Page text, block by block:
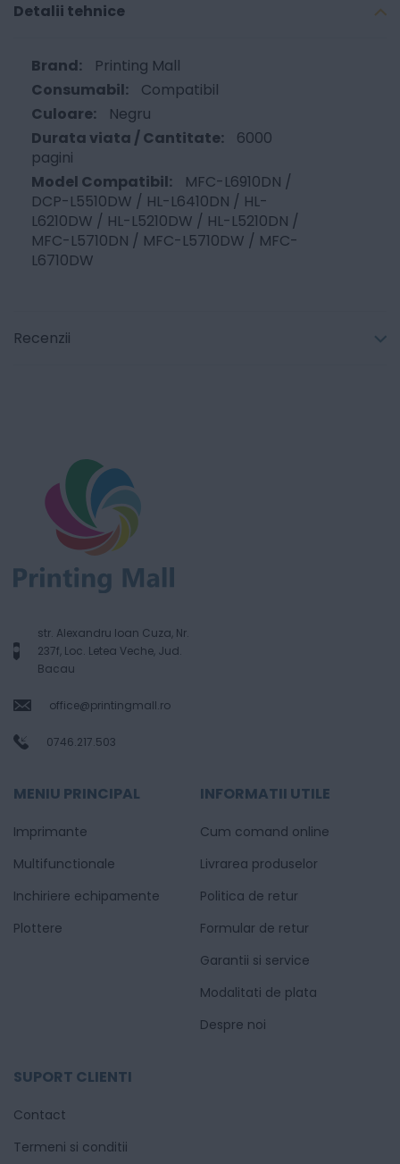
Detalii tehnice
Printing Mall
Compatibil
Negru
6000
pagini
MFC-L6910DN /
DCP-L5510DW / HL-L6410DN / HL-
L6210DW / HL-L5210DW / HL-L5210DN /
MFC-L5710DN / MFC-L5710DW / MFC-
L6710DW
Recenzii
str. Alexandru Ioan Cuza, Nr.
237f, Loc. Letea Veche, Jud.
Bacau
office@printingmall.ro
0746.217.503
MENIU PRINCIPAL
Imprimante
Multifunctionale
Inchiriere echipamente
Plottere
INFORMATII UTILE
Cum comand online
Livrarea produselor
Politica de retur
Formular de retur
Garantii si service
Modalitati de plata
Despre noi
SUPORT CLIENTI
Contact
Termeni si conditii